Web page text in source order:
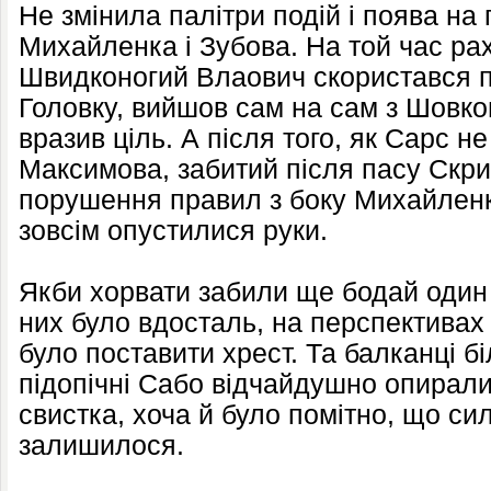
Не змінила палітри подій і поява на
Михайленка і Зубова. На той час
Швидконогий Влаович скористався
Головку, вийшов сам на сам з
вразив ціль. А після того, як Сарс
Максимова, забитий після пасу
порушення правил з боку
зовсім опустилися руки.
Якби хорвати забили ще бодай один
них було вдосталь, на перспективах
було поставити хрест. Та балканці
підопічні Сабо відчайдушно
свистка, хоча й було помітно, що
залишилося.